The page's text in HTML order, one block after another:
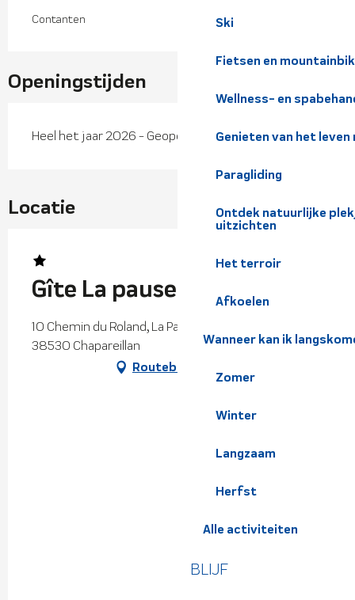
Ski
Fietsen en
Wellness- en
Genieten van het
Paragliding
Ontdek natuurlijke
uitzichten
Het terroir
Afkoelen
Wanneer kan ik
Zomer
Winter
Langzaam
Herfst
Alle activiteiten
BLIJF
Contanten
Openingstijden
Heel het jaar 2026 - Geopend alle dagen
Locatie
Gîte La pause nature
10 Chemin du Roland, La Pause Nature, Les Atrus,
38530 Chapareillan
Routebeschrijving